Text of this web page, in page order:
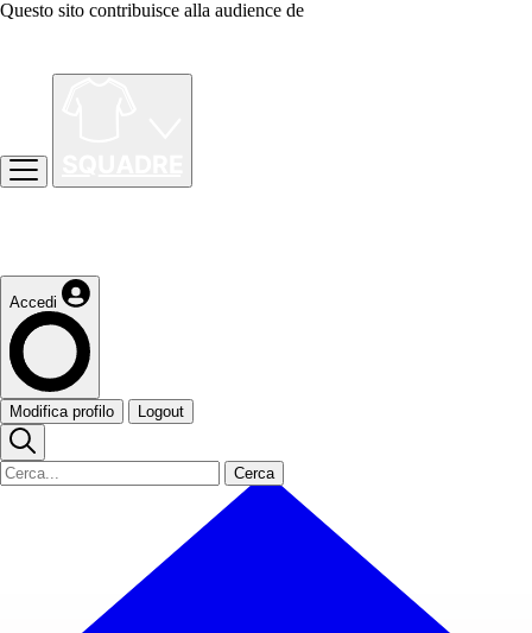
Questo sito contribuisce alla audience de
Accedi
Modifica profilo Logout
Cerca